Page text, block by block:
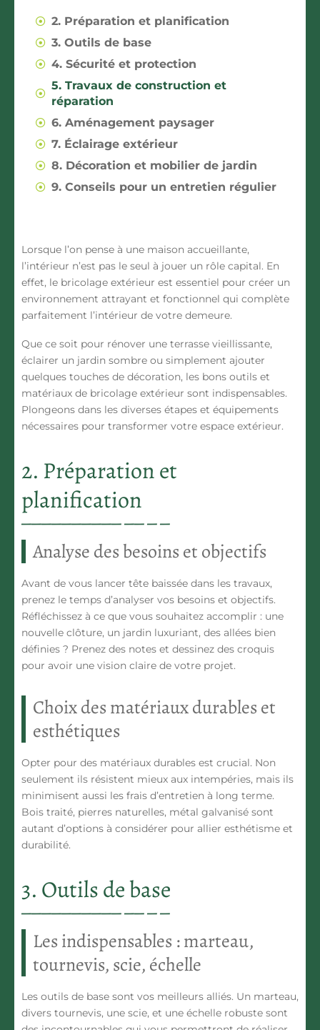
2. Préparation et planification
3. Outils de base
4. Sécurité et protection
5. Travaux de construction et
réparation
6. Aménagement paysager
7. Éclairage extérieur
8. Décoration et mobilier de jardin
9. Conseils pour un entretien régulier
Lorsque l’on pense à une maison accueillante,
l’intérieur n’est pas le seul à jouer un rôle capital. En
effet, le bricolage extérieur est essentiel pour créer un
environnement attrayant et fonctionnel qui complète
parfaitement l’intérieur de votre demeure.
Que ce soit pour rénover une terrasse vieillissante,
éclairer un jardin sombre ou simplement ajouter
quelques touches de décoration, les bons outils et
matériaux de bricolage extérieur sont indispensables.
Plongeons dans les diverses étapes et équipements
nécessaires pour transformer votre espace extérieur.
2. Préparation et
planification
Analyse des besoins et objectifs
Avant de vous lancer tête baissée dans les travaux,
prenez le temps d’analyser vos besoins et objectifs.
Réfléchissez à ce que vous souhaitez accomplir : une
nouvelle clôture, un jardin luxuriant, des allées bien
définies ? Prenez des notes et dessinez des croquis
pour avoir une vision claire de votre projet.
Choix des matériaux durables et
esthétiques
Opter pour des matériaux durables est crucial. Non
seulement ils résistent mieux aux intempéries, mais ils
minimisent aussi les frais d’entretien à long terme.
Bois traité, pierres naturelles, métal galvanisé sont
autant d’options à considérer pour allier esthétisme et
durabilité.
3. Outils de base
Les indispensables : marteau,
tournevis, scie, échelle
Les outils de base sont vos meilleurs alliés. Un marteau,
divers tournevis, une scie, et une échelle robuste sont